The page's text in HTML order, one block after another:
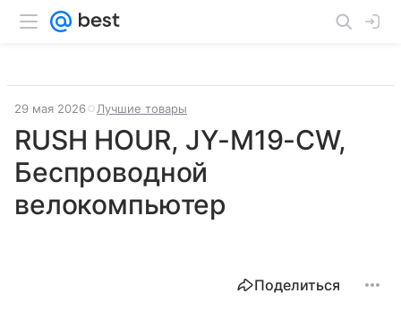
29 мая 2026 Лучшие товары
RUSH HOUR, JY-M19-CW,
Беспроводной
велокомпьютер
Поделиться